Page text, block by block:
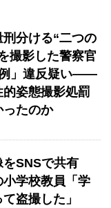
刑分ける“二つの
撮影した警察官
」違反疑い――
姿態撮影処罰
ったのか
をSNSで共有
学校教員「学
盗撮した」